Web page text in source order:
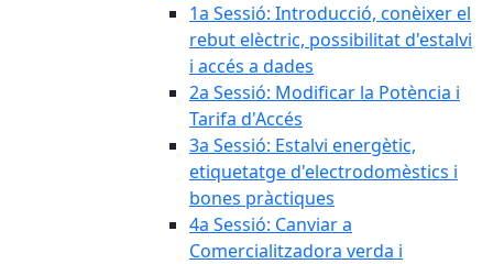
1a Sessió: Introducció, conèixer el
rebut elèctric, possibilitat d'estalvi
i accés a dades
2a Sessió: Modificar la Potència i
Tarifa d'Accés
3a Sessió: Estalvi energètic,
etiquetatge d'electrodomèstics i
bones pràctiques
4a Sessió: Canviar a
Comercialitzadora verda i